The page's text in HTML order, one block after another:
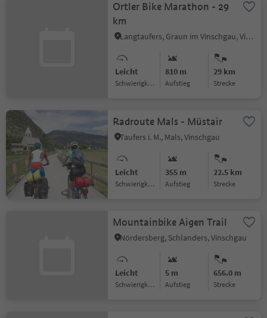
Ortler Bike Marathon - 29
km
Langtaufers, Graun im Vinschgau, Vinschgau
Leicht
Schwierigkeitsgrad
810 m
Aufstieg
29 km
Strecke
Radroute Mals - Müstair
Taufers i. M., Mals, Vinschgau
Leicht
Schwierigkeitsgrad
355 m
Aufstieg
22.5 km
Strecke
Mountainbike Aigen Trail
Nördersberg, Schlanders, Vinschgau
Leicht
Schwierigkeitsgrad
5 m
Aufstieg
656.0 m
Strecke